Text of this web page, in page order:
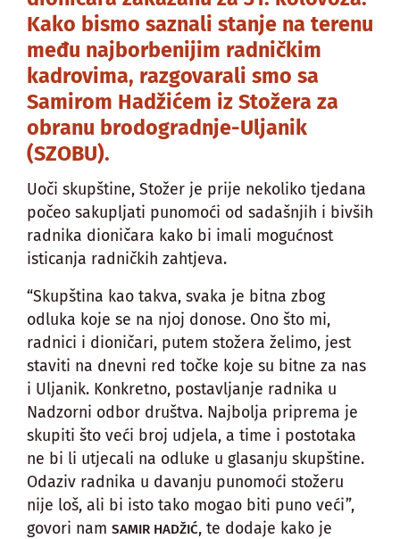
Kako bismo saznali stanje na terenu
među najborbenijim radničkim
kadrovima, razgovarali smo sa
Samirom Hadžićem iz Stožera za
obranu brodogradnje-Uljanik
(SZOBU).
Uoči skupštine, Stožer je prije nekoliko tjedana
počeo sakupljati punomoći od sadašnjih i bivših
radnika dioničara kako bi imali mogućnost
isticanja radničkih zahtjeva.
“Skupština kao takva, svaka je bitna zbog
odluka koje se na njoj donose. Ono što mi,
radnici i dioničari, putem stožera želimo, jest
staviti na dnevni red točke koje su bitne za nas
i Uljanik. Konkretno, postavljanje radnika u
Nadzorni odbor društva. Najbolja priprema je
skupiti što veći broj udjela, a time i postotaka
ne bi li utjecali na odluke u glasanju skupštine.
Odaziv radnika u davanju punomoći stožeru
nije loš, ali bi isto tako mogao biti puno veći”,
govori nam SAMIR HADŽIĆ, te dodaje kako je